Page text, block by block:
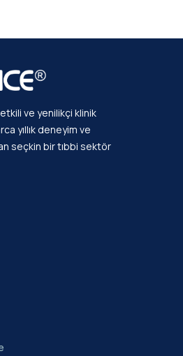
ve yenilikçi klinik
yıllık deneyim ve
seçkin bir tıbbi sektör